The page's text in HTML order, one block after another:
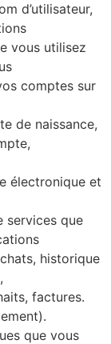
d’utilisateur,
vous utilisez
comptes sur
de naissance,
électronique et
services que
historique
factures.
que vous